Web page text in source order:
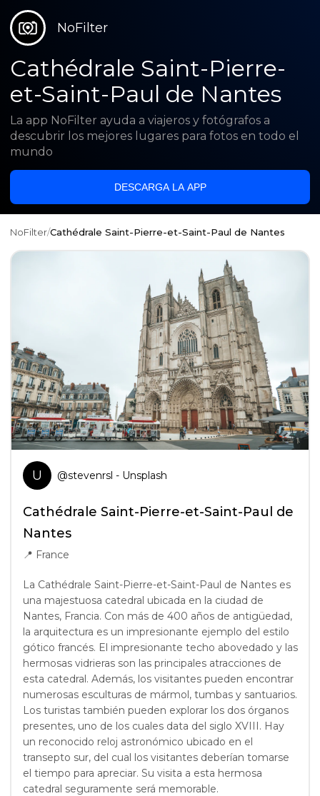
NoFilter
Cathédrale Saint-Pierre-
et-Saint-Paul de Nantes
La app NoFilter ayuda a viajeros y fotógrafos a
descubrir los mejores lugares para fotos en todo el
mundo
DESCARGA LA APP
NoFilter/Cathédrale Saint-Pierre-et-Saint-Paul de Nantes
U @stevenrsl - Unsplash
Cathédrale Saint-Pierre-et-Saint-Paul de
Nantes
📍 France
La Cathédrale Saint-Pierre-et-Saint-Paul de Nantes es
una majestuosa catedral ubicada en la ciudad de
Nantes, Francia. Con más de 400 años de antigüedad,
la arquitectura es un impresionante ejemplo del estilo
gótico francés. El impresionante techo abovedado y las
hermosas vidrieras son las principales atracciones de
esta catedral. Además, los visitantes pueden encontrar
numerosas esculturas de mármol, tumbas y santuarios.
Los turistas también pueden explorar los dos órganos
presentes, uno de los cuales data del siglo XVIII. Hay
un reconocido reloj astronómico ubicado en el
transepto sur, del cual los visitantes deberían tomarse
el tiempo para apreciar. Su visita a esta hermosa
catedral seguramente será memorable.